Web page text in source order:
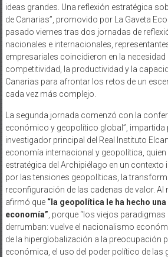
ideas grandes. Una reflexión estratégica
de Canarias”, promovido por La Gaveta
pasado viernes tras dos jornadas de
nacionales e internacionales,
empresariales coincidieron en la necesidad
competitividad, la productividad y la
Canarias para afrontar los retos de un
cada vez más complejo.
La segunda jornada comenzó con la
económico y geopolítico global”, impartida
investigador principal del Real Instituto
economía internacional y geopolítica,
estratégica del Archipiélago en un
por las tensiones geopolíticas, la
reconfiguración de las cadenas de valor. Al
afirmó que “la geopolítica le ha hecho una
economía” , porque “los viejos
derrumban: vuelve el nacionalismo
de la hiperglobalización a la preocupación
económica, el uso del poder político de las